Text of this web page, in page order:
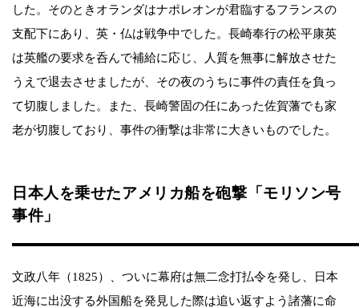
した。そのときオランダはナポレオンが君臨するフランスの
支配下にあり、英・仏は戦争中でした。長崎奉行の松平康英
は英艦の要求を呑んで補給に応じ、人質を無事に解放させた
うえで退去させましたが、その夜のうちに事件の責任を負っ
て切腹しました。また、長崎警固の任にあった佐賀藩でも家
老が切腹しており、事件の衝撃は非常に大きいものでした。
日本人を乗せたアメリカ船を砲撃「モリソン号
事件」
文政八年（1825）、ついに幕府は無二念打払令を発し、日本
近海に出没する外国船を発見した際は追い返すよう諸藩に命